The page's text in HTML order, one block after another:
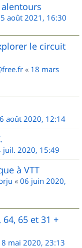
août 2021, 16:30
le circuit
« 18 mars
août 2020, 12:14
juil. 2020, 15:49
à VTT
« 06 juin 2020,
64, 65 et 31 +
mai 2020, 23:13